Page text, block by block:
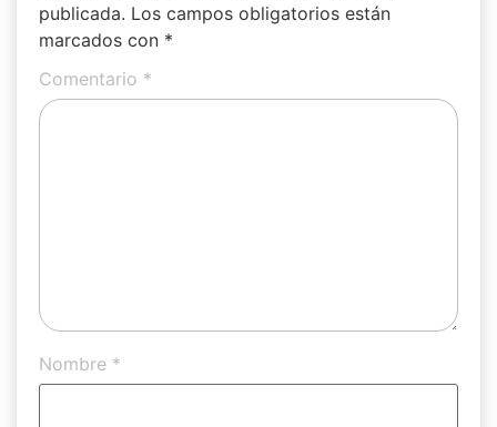
publicada. Los campos obligatorios están
marcados con *
Comentario *
Nombre *